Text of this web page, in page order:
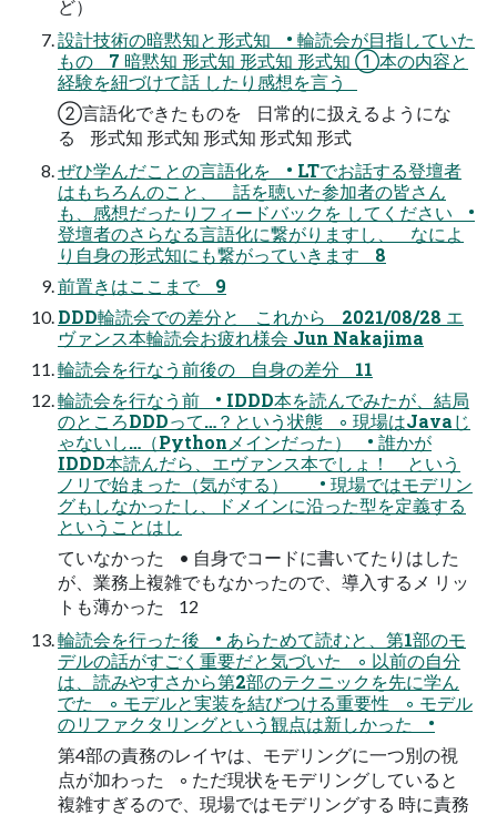
ど）
設計技術の暗黙知と形式知 • 輪読会が目指していた
もの 7 暗黙知 形式知 形式知 形式知 ①本の内容と
経験を紐づけて話 したり感想を言う
②言語化できたものを 日常的に扱えるようにな
る 形式知 形式知 形式知 形式知 形式
ぜひ学んだことの言語化を • LTでお話する登壇者
はもちろんのこと、 話を聴いた参加者の皆さん
も、感想だったりフィードバックを してください •
登壇者のさらなる言語化に繋がりますし、 なによ
り自身の形式知にも繋がっていきます 8
前置きはここまで 9
DDD輪読会での差分と これから 2021/08/28 エ
ヴァンス本輪読会お疲れ様会 Jun Nakajima
輪読会を行なう前後の 自身の差分 11
輪読会を行なう前 • IDDD本を読んでみたが、結局
のところDDDって…？という状態 ◦ 現場はJavaじ
ゃないし…（Pythonメインだった） • 誰かが
IDDD本読んだら、エヴァンス本でしょ！ という
ノリで始まった（気がする） • 現場ではモデリン
グもしなかったし、ドメインに沿った型を定義する
ということはし
ていなかった • 自身でコードに書いてたりはした
が、業務上複雑でもなかったので、導入するメ リッ
トも薄かった 12
輪読会を行った後 • あらためて読むと、第1部のモ
デルの話がすごく重要だと気づいた ◦ 以前の自分
は、読みやすさから第2部のテクニックを先に学ん
でた ◦ モデルと実装を結びつける重要性 ◦ モデル
のリファクタリングという観点は新しかった •
第4部の責務のレイヤは、モデリングに一つ別の視
点が加わった ◦ ただ現状をモデリングしていると
複雑すぎるので、現場ではモデリングする 時に責務